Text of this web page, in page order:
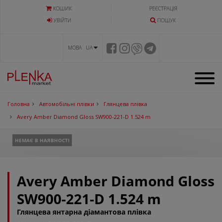
КОШИК
РЕЄСТРАЦІЯ
УВIЙТИ
ПОШУК
МОВА UA
Головна Автомобільні плівки
Глянцева плівка
Avery Amber Diamond Gloss SW900-221-D 1.524 m
НЕМАЄ В НАЯВНОСТІ
Avery Amber Diamond Gloss
SW900-221-D 1.524 m
Глянцева янтарна діамантова плівка